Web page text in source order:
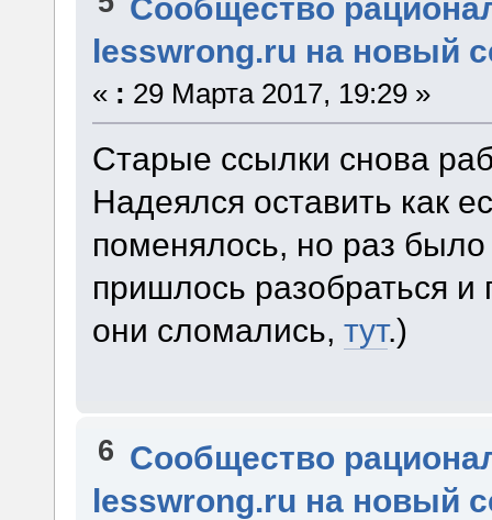
Сообщество
lesswrong.ru на новый
« : 29 Марта 2017, 19:29 »
Старые ссылки снова
Надеялся оставить как
поменялось, но раз
пришлось разобраться
они сломались, тут.)
6 Сообщество
lesswrong.ru на новый